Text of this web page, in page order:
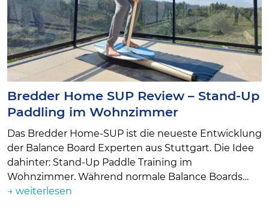
Bredder Home SUP Review – Stand-Up
Paddling im Wohnzimmer
Das Bredder Home-SUP ist die neueste Entwicklung
der Balance Board Experten aus Stuttgart. Die Idee
dahinter: Stand-Up Paddle Training im
Wohnzimmer. Während normale Balance Boards…
→ weiterlesen